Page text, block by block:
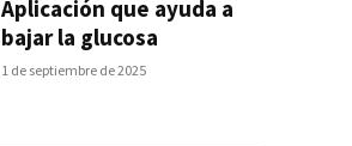
Aplicación que ayuda a
bajar la glucosa
1 de septiembre de 2025